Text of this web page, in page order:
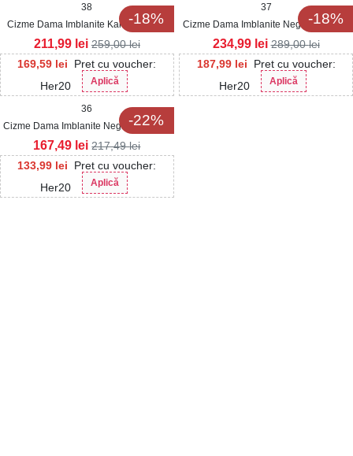
-18%
38
Cizme Dama Imblanite Kaki din Piele
Ecologica Intoarsa Nasey
169,59 lei
Pret cu voucher:
Her20
Aplică
211,99 lei 259,00lei
-18%
37
Cizme Dama Imblanite Negre din Piele
Ecologica Hawari
187,99 lei
Pret cu voucher:
Her20
Aplică
234,99 lei 289,00lei
-22%
36
Cizme Dama Imblanite Negre din Piele
Ecologica Denna
133,99 lei
Pret cu voucher:
Her20
Aplică
167,49 lei 217,49lei